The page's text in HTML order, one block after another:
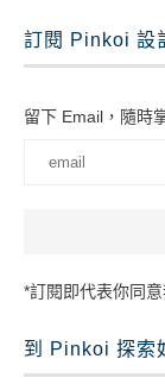
訂閱 Pinkoi 設
留下 Email，隨時
*訂閱即代表你同
到 Pinkoi 探索